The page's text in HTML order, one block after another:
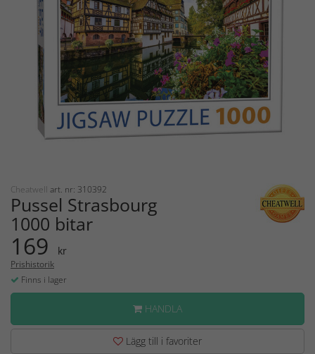
Cheatwell art. nr: 310392
Pussel Strasbourg
1000 bitar
169 kr
Prishistorik
Finns i lager
HANDLA
Lägg till i favoriter